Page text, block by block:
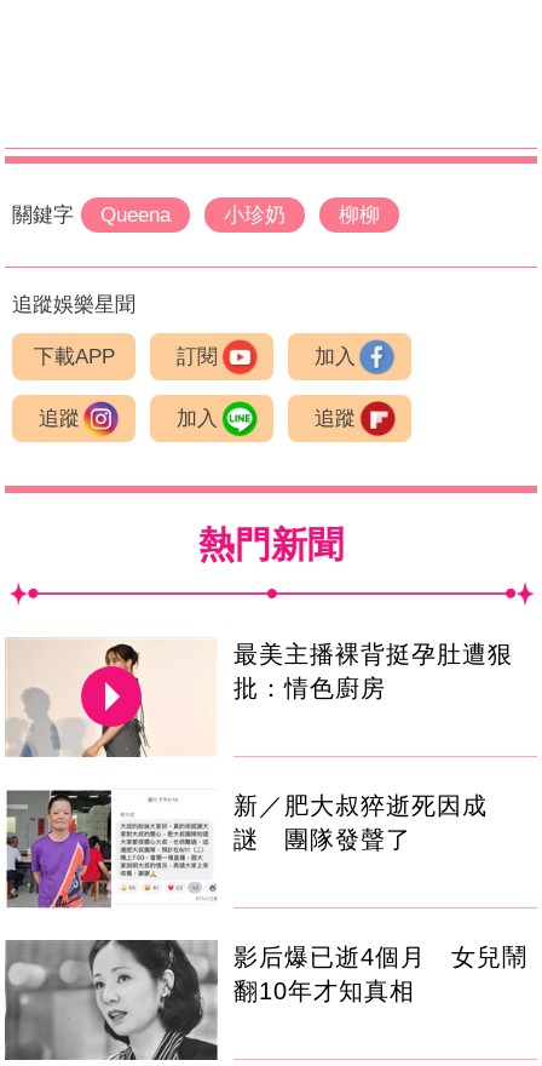
關鍵字 Queena 小珍奶 柳柳
追蹤娛樂星聞
下載APP 訂閱 加入
追蹤 加入 追蹤
熱門新聞
最美主播裸背挺孕肚遭狠
批：情色廚房
新／肥大叔猝逝死因成
謎 團隊發聲了
影后爆已逝4個月 女兒鬧
翻10年才知真相